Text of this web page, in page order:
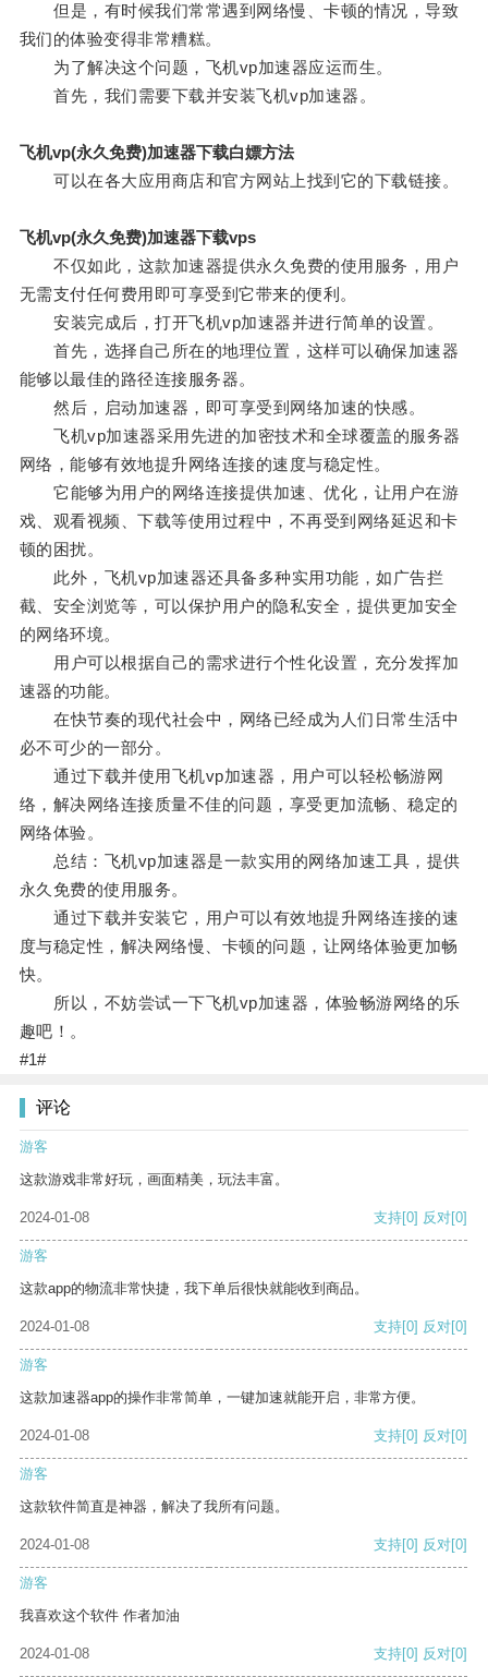
但是，有时候我们常常遇到网络慢、卡顿的情况，导致
我们的体验变得非常糟糕。
为了解决这个问题，飞机vp加速器应运而生。
首先，我们需要下载并安装飞机vp加速器。
飞机vp(永久免费)加速器下载白嫖方法
可以在各大应用商店和官方网站上找到它的下载链接。
飞机vp(永久免费)加速器下载vps
不仅如此，这款加速器提供永久免费的使用服务，用户
无需支付任何费用即可享受到它带来的便利。
安装完成后，打开飞机vp加速器并进行简单的设置。
首先，选择自己所在的地理位置，这样可以确保加速器
能够以最佳的路径连接服务器。
然后，启动加速器，即可享受到网络加速的快感。
飞机vp加速器采用先进的加密技术和全球覆盖的服务器
网络，能够有效地提升网络连接的速度与稳定性。
它能够为用户的网络连接提供加速、优化，让用户在游
戏、观看视频、下载等使用过程中，不再受到网络延迟和卡
顿的困扰。
此外，飞机vp加速器还具备多种实用功能，如广告拦
截、安全浏览等，可以保护用户的隐私安全，提供更加安全
的网络环境。
用户可以根据自己的需求进行个性化设置，充分发挥加
速器的功能。
在快节奏的现代社会中，网络已经成为人们日常生活中
必不可少的一部分。
通过下载并使用飞机vp加速器，用户可以轻松畅游网
络，解决网络连接质量不佳的问题，享受更加流畅、稳定的
网络体验。
总结：飞机vp加速器是一款实用的网络加速工具，提供
永久免费的使用服务。
通过下载并安装它，用户可以有效地提升网络连接的速
度与稳定性，解决网络慢、卡顿的问题，让网络体验更加畅
快。
所以，不妨尝试一下飞机vp加速器，体验畅游网络的乐
趣吧！。
#1#
评论
游客
这款游戏非常好玩，画面精美，玩法丰富。
2024-01-08 支持[0] 反对[0]
游客
这款app的物流非常快捷，我下单后很快就能收到商品。
2024-01-08 支持[0] 反对[0]
游客
这款加速器app的操作非常简单，一键加速就能开启，非常方便。
2024-01-08 支持[0] 反对[0]
游客
这款软件简直是神器，解决了我所有问题。
2024-01-08 支持[0] 反对[0]
游客
我喜欢这个软件 作者加油
2024-01-08 支持[0] 反对[0]